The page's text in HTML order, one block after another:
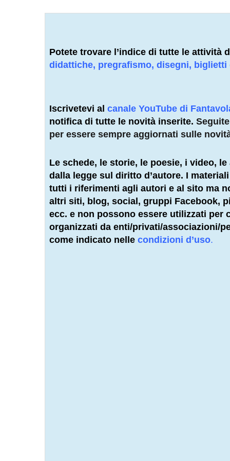
Potete trovare l’indice di tutte le attività
didattiche, pregrafismo, disegni,
Iscrivetevi al canale YouTube di
notifica di tutte le novità inserite.
per essere sempre aggiornati sulle
Le schede, le storie, le poesie, i video,
dalla legge sul diritto d’autore. I
tutti i riferimenti agli autori e al sito ma
altri siti, blog, social, gruppi Facebook,
ecc. e non possono essere utilizzati
organizzati da enti/privati/associazioni/
come indicato nelle condizioni d’uso.